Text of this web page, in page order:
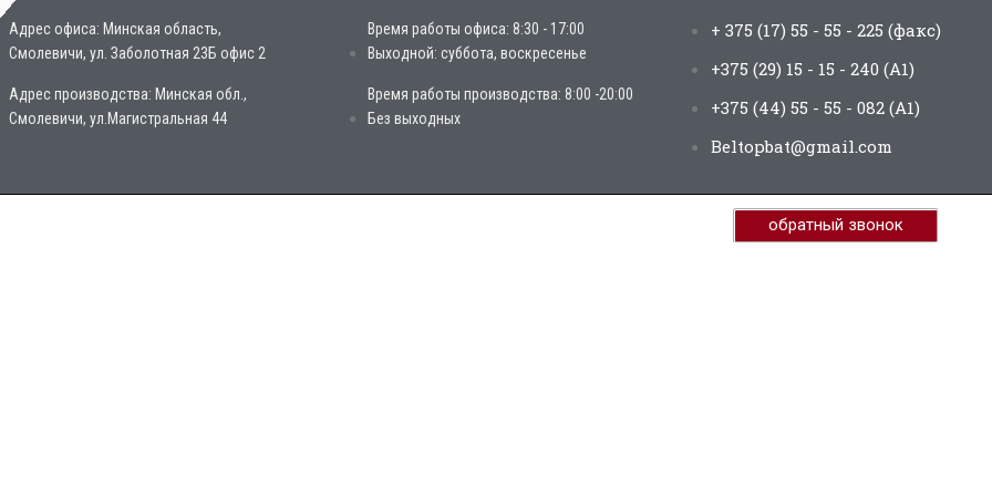
Адрес офиса: Минская область,
Смолевичи, ул. Заболотная 23Б офис 2
Адрес производства: Минская обл.,
Смолевичи, ул.Магистральная 44
Время работы офиса: 8:30 - 17:00
Выходной: суббота, воскресенье
Время работы производства: 8:00 -20:00
Без выходных
+ 375 (17) 55 - 55 - 225 (факс)
+375 (29) 15 - 15 - 240 (А1)
+375 (44) 55 - 55 - 082 (А1)
Beltopbat@gmail.com
обратный звонок